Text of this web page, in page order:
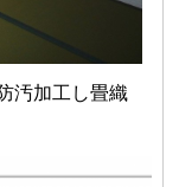
汚加工し畳織